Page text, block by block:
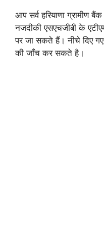
आप सर्व हरियाणा ग्रामीण
नजदीकी एसएचजीबी के
पर जा सकते हैं। नीचे दिए
की जाँच कर सकते है।